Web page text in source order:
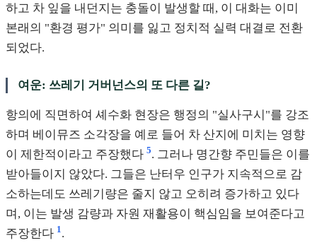
하고 차 잎을 내던지는 충돌이 발생할 때, 이 대화는 이미
본래의 "환경 평가" 의미를 잃고 정치적 실력 대결로 전환
되었다.
여운: 쓰레기 거버넌스의 또 다른 길?
항의에 직면하여 셰수화 현장은 행정의 "실사구시"를 강조
하며 베이뮤즈 소각장을 예로 들어 차 산지에 미치는 영향
이 제한적이라고 주장했다 5. 그러나 명간향 주민들은 이를
받아들이지 않았다. 그들은 난터우 인구가 지속적으로 감
소하는데도 쓰레기량은 줄지 않고 오히려 증가하고 있다
며, 이는 발생 감량과 자원 재활용이 핵심임을 보여준다고
주장한다 1.